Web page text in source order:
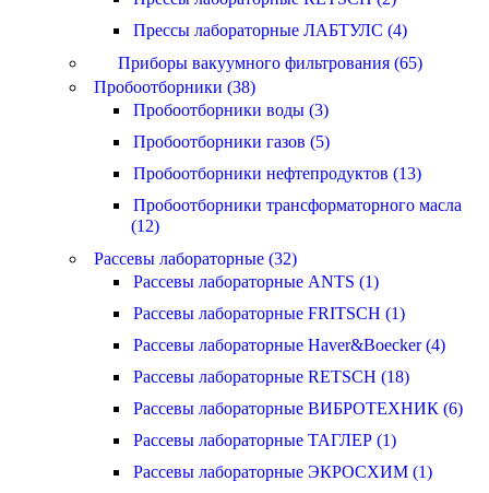
Прессы лабораторные ЛАБТУЛС (4)
Приборы вакуумного фильтрования (65)
Пробоотборники (38)
Пробоотборники воды (3)
Пробоотборники газов (5)
Пробоотборники нефтепродуктов (13)
Пробоотборники трансформаторного масла
(12)
Рассевы лабораторные (32)
Рассевы лабораторные ANTS (1)
Рассевы лабораторные FRITSCH (1)
Рассевы лабораторные Haver&Boecker (4)
Рассевы лабораторные RETSCH (18)
Рассевы лабораторные ВИБРОТЕХНИК (6)
Рассевы лабораторные ТАГЛЕР (1)
Рассевы лабораторные ЭКРОСХИМ (1)